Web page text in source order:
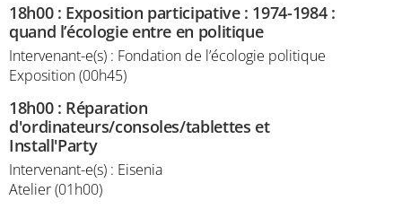
18h00: Exposition participative : 1974-1984 :
quand l’écologie entre en politique
Intervenant-e(s) : Fondation de l’écologie politique
Exposition (00h45)
18h00: Réparation
d'ordinateurs/consoles/tablettes et
Install'Party
Intervenant-e(s) : Eisenia
Atelier (01h00)